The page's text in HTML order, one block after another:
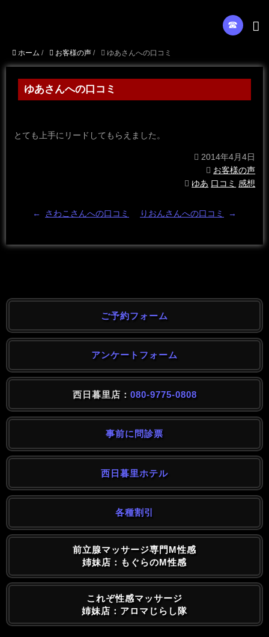
☎︎
ホーム / お客様の声 / ゆあさんへの口コミ
ゆあさんへの口コミ
とても上手にリードしてもらえました。
2014年4月4日
お客様の声
ゆあ 口コミ 感想
← さわこさんへの口コミ りおんさんへの口コミ →
ご予約フォーム
アンケートフォーム
西日暮里店： 080-9775-0808
事前に問診票
西日暮里ホテル
各種割引
前立腺マッサージ専門M性感
姉妹店：もぐらのM性感
これぞ性感マッサージ
姉妹店：アロマじらし隊